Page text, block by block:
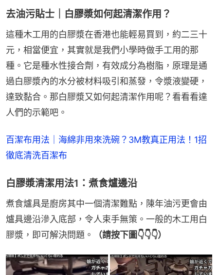
去油污貼士｜白膠漿如何起清潔作用？
這種木工用的白膠漿在香港也能輕易買到，約二三十
元，相當便宜，其實就是我們小學時做手工用的那
種。它是種水性接合劑，有效成分為樹脂，原理是通
過白膠漿內的水分被材料吸引和蒸發，令漿液變硬，
達致黏合。那白膠漿又如何起清潔作用呢？看看看達
人們的示範吧。
百潔布用法｜海綿非用來洗碗？3M教真正用法！1招
徹底清洗百潔布
白膠漿清潔用法1：煮食爐邊沿
煮食爐具是廚房其中一個清潔難點，陳年油污更會由
爐具邊沿滲入底部，令人束手無策。一般的木工用白
膠漿，即可解決問題。
（請按下圖👇👇👇）